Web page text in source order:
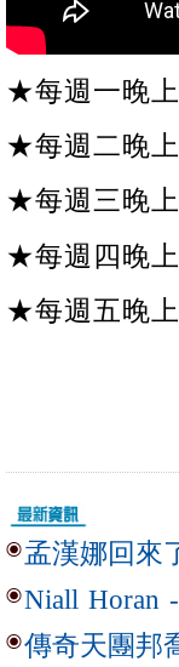
★每週一晚
★每週二晚
★每週三晚
★每週四晚
★每週五晚
孟漢娜回來
Niall Horan
傳奇天團邦